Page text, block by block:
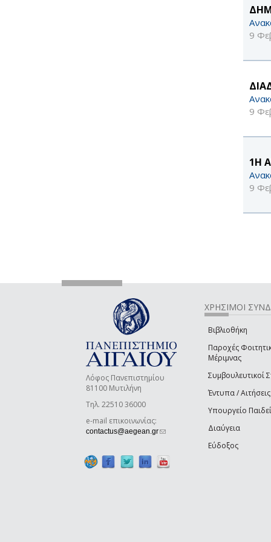
9
9
1Η
9
Λόφος Πανεπιστημίου
81100 Μυτιλήνη
Τηλ. 22510 36000
e-mail επικοινωνίας:
contactus@aegean.gr(link sends e-mail)
ΧΡΗΣΙΜΟΙ
Βιβλιοθήκη
Παροχές
Μέριμνας
Συμβουλευτικοί
Έντυπα / Αιτήσεις
Υπουργείο
Διαύγεια
Εύδοξος